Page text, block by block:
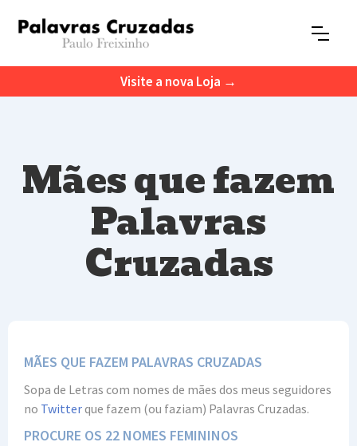
Visite a nova Loja →
Mães que fazem
Palavras
Cruzadas
MÃES QUE FAZEM PALAVRAS CRUZADAS
Sopa de Letras com nomes de mães dos meus seguidores
no Twitterque fazem (ou faziam) Palavras Cruzadas.
PROCURE OS 22 NOMES FEMININOS